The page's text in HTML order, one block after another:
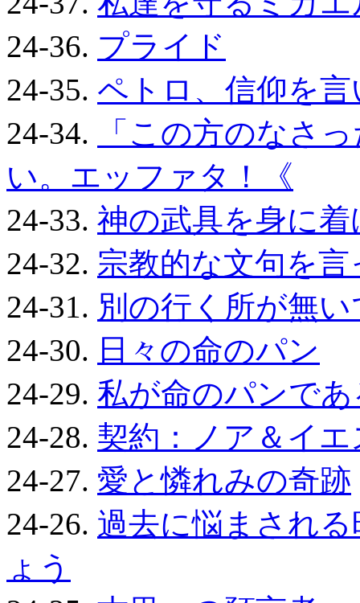
24-36. プライド
24-35. ペトロ、信仰を
24-34.
「この方のなさ
い。エッファタ！《
24-33. 神の武具を身に
24-32. 宗教的な文句を言
24-31. 別の行く所が無
24-30. 日々の命のパン
24-29. 私が命のパンであ
24-28. 契約：ノア＆イエ
24-27. 愛と憐れみの奇跡
24-26. 過去に悩まされ
ょう